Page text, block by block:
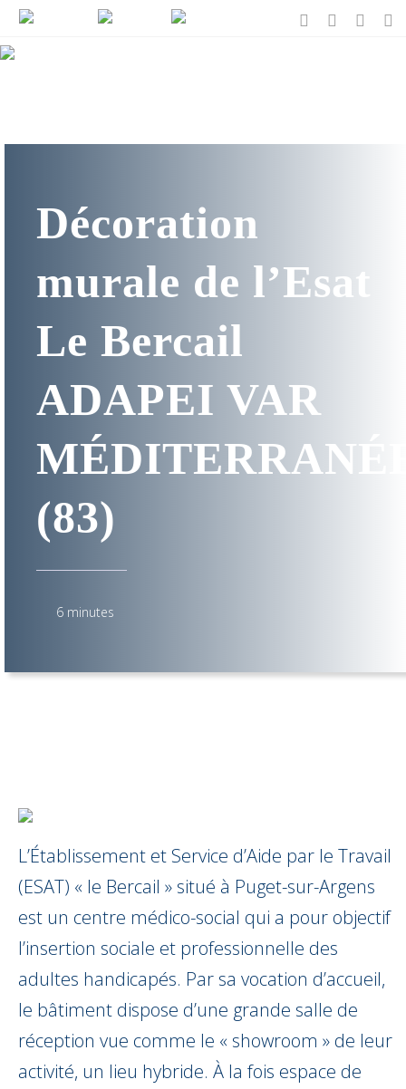
Décoration
murale de l’Esat
Le Bercail
ADAPEI VAR
(83)
6 minutes
L’Établissement et Service d’Aide par le Travail
(ESAT) « le Bercail » situé à Puget-sur-Argens
est un centre médico-social qui a pour objectif
l’insertion sociale et professionnelle des
adultes handicapés. Par sa vocation d’accueil,
le bâtiment dispose d’une grande salle de
réception vue comme le « showroom » de leur
activité, un lieu hybride. À la fois espace de